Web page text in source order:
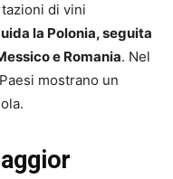
di vini
la Polonia, seguita
e Romania. Nel
mostrano un